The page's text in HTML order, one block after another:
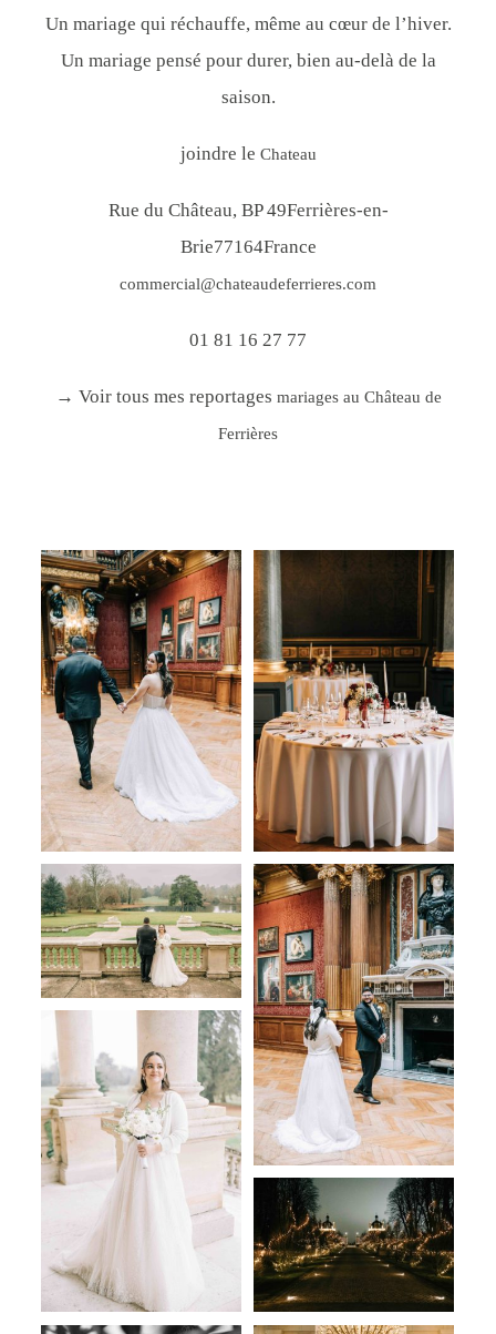
Un mariage qui réchauffe, même au cœur de l’hiver.
Un mariage pensé pour durer, bien au-delà de la
saison.
joindre le Chateau
Rue du Château, BP 49Ferrières-en-
Brie77164France
commercial@chateaudeferrieres.com
01 81 16 27 77
→ Voir tous mes reportages mariages au Château de
Ferrières